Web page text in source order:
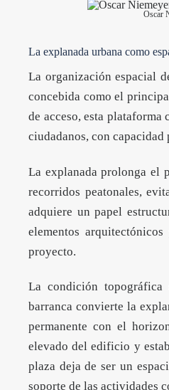
Oscar
La explanada urbana como
La organización espacial
concebida como el
de acceso, esta
ciudadanos, con capacidad
La explanada prolonga el
recorridos peatonales,
adquiere un papel
elementos
proyecto.
La condición
barranca convierte la
permanente con el
elevado del edificio y
plaza deja de ser un
soporte de las actividades